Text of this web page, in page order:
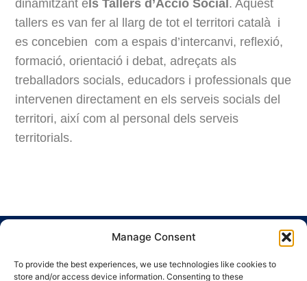
Manage Consent
To provide the best experiences, we use technologies like cookies to
store and/or access device information. Consenting to these
dinamitzant e ls Tallers d’Acció Social . Aquest
tallers es van fer al llarg de tot el territori català i
es concebien com a espais d’intercanvi, reflexió,
formació, orientació i debat, adreçats als
treballadors socials, educadors i professionals que
intervenen directament en els serveis socials del
territori, així com al personal dels serveis
territorials.